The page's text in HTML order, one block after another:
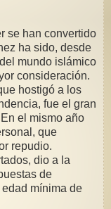
se han convertido
ha sido, desde
mundo islámico
consideración.
hostigó a los
fue el gran
el mismo año
que
repudio.
dio a la
de
mínima de